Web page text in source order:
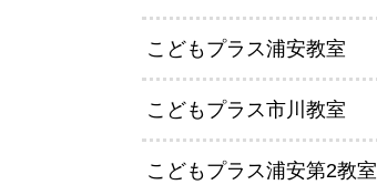
こどもプラス浦安教室
こどもプラス市川教室
こどもプラス浦安第2教室